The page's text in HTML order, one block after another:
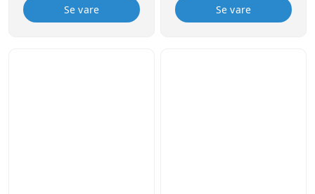
Se vare
særlige PVD-belægning
giver en hårdere og endnu
Se vare